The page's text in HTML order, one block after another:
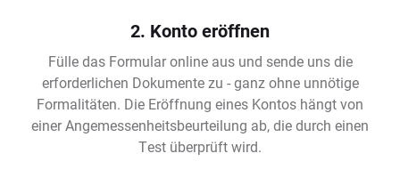
2. Konto eröffnen
Fülle das Formular online aus und sende uns die
erforderlichen Dokumente zu - ganz ohne unnötige
Formalitäten. Die Eröffnung eines Kontos hängt von
einer Angemessenheitsbeurteilung ab, die durch einen
Test überprüft wird.